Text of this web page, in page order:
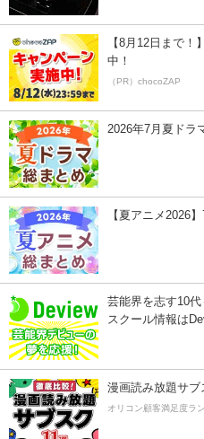
【8月12日まで
中！
（PR）chocoZAP
2026年7月夏ドラ
【夏アニメ2026
芸能界を志す10代
スクール情報は
漫画読み放題サブ
オリコン顧客満足度ラ